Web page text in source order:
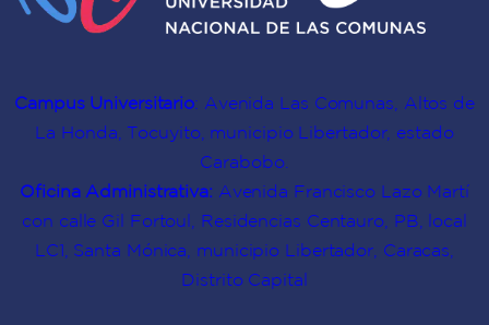
Campus Universitario: Avenida Las Comunas, Altos de
La Honda, Tocuyito, municipio Libertador, estado
Carabobo.
Oficina Administrativa: Avenida Francisco Lazo Martí
con calle Gil Fortoul, Residencias Centauro, PB, local
LC1, Santa Mónica, municipio Libertador, Caracas,
Distrito Capital